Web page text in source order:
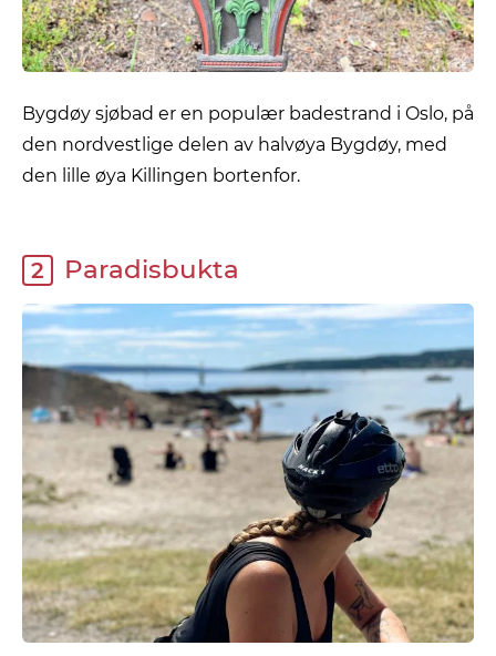
Bygdøy sjøbad er en populær badestrand i Oslo, på
den nordvestlige delen av halvøya Bygdøy, med
den lille øya Killingen bortenfor.
2 Paradisbukta